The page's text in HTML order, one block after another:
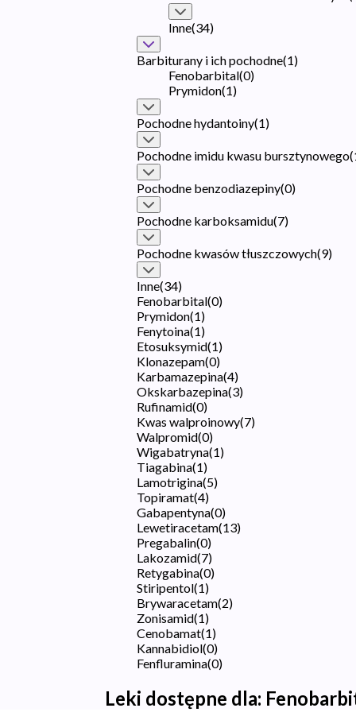
Inne(34)
Barbiturany i ich pochodne(1)
Fenobarbital(0)
Prymidon(1)
Pochodne hydantoiny(1)
Pochodne imidu kwasu bursztynowego(
Pochodne benzodiazepiny(0)
Pochodne karboksamidu(7)
Pochodne kwasów tłuszczowych(9)
Inne(34)
Fenobarbital(0)
Prymidon(1)
Fenytoina(1)
Etosuksymid(1)
Klonazepam(0)
Karbamazepina(4)
Okskarbazepina(3)
Rufinamid(0)
Kwas walproinowy(7)
Walpromid(0)
Wigabatryna(1)
Tiagabina(1)
Lamotrigina(5)
Topiramat(4)
Gabapentyna(0)
Lewetiracetam(13)
Pregabalin(0)
Lakozamid(7)
Retygabina(0)
Stiripentol(1)
Brywaracetam(2)
Zonisamid(1)
Cenobamat(1)
Kannabidiol(0)
Fenfluramina(0)
Leki dostępne dla: